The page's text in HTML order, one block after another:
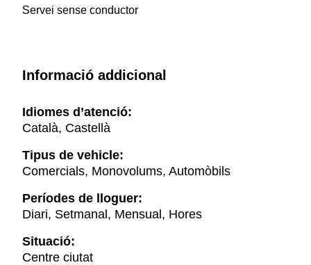
Servei sense conductor
Informació addicional
Idiomes d’atenció:
Català, Castellà
Tipus de vehicle:
Comercials, Monovolums, Automòbils
Períodes de lloguer:
Diari, Setmanal, Mensual, Hores
Situació:
Centre ciutat